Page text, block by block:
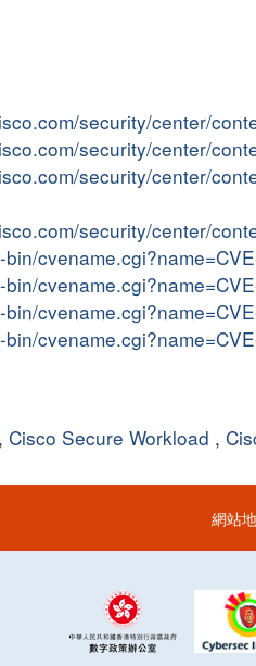
security/center/
security/center/
security/center/
security/center/
, Cisco Secure Workload ,
網站